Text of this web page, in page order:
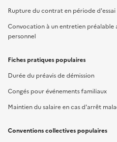
Rupture du contrat en période d'essai
Convocation à un entretien
personnel
Fiches pratiques populaires
Durée du préavis de démission
Congés pour événements familiaux
Maintien du salaire en cas d'arrêt
Conventions collectives populaires